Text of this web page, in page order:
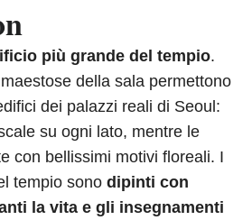
più grande del tempio.
della sala permettono
dei palazzi reali di Seoul:
su ogni lato, mentre le
con bellissimi motivi floreali. I
tempio sono dipinti con
la vita e gli insegnamenti